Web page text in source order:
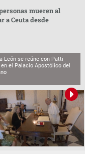
mueren al
a Ceuta desde
León se reúne con Patti
el Palacio Apostólico del